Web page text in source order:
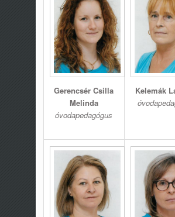
Gerencsér Csilla
Melinda
óvodapedagógus
Kelemák